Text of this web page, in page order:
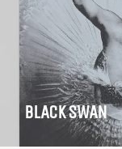
BLACK SWAN